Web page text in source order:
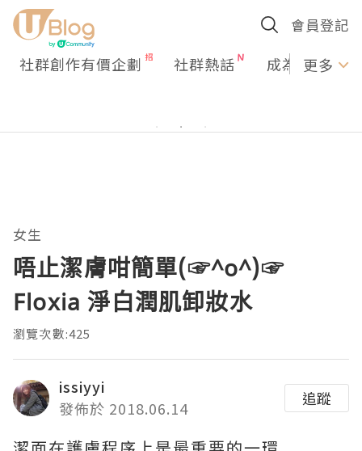
會員登記
社群創作有價企劃 社群熱話 成為U更多
女生
唔止潔膚咁簡單(☞^o^)☞
Floxia 淨白潤肌卸妝水
瀏覽次數:425
issiyyi
發佈於 2018.06.14
追蹤